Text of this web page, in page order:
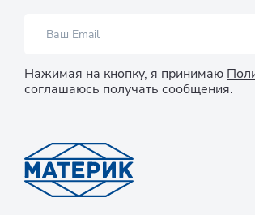
Нажимая на кнопку, я принимаю
соглашаюсь получать сообщения.